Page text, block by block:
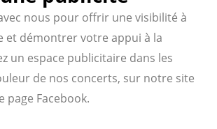
nous pour offrir une visibilité à
et démontrer votre appui à la
un espace publicitaire dans les
de nos concerts, sur notre site
page Facebook.